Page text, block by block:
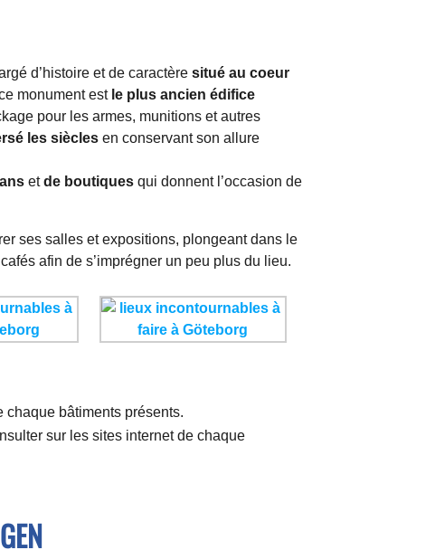
d’histoire et de caractère situé au coeur
monument est le plus ancien édifice
pour les armes, munitions et autres
les sièclesen conservant son allure
etde boutiquesqui donnent l’occasion de
ses salles et expositions, plongeant dans le
afin de s’imprégner un peu plus du lieu.
chaque bâtiments présents.
sur les sites internet de chaque